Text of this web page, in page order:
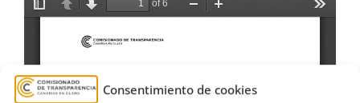
Consentimiento de cookies